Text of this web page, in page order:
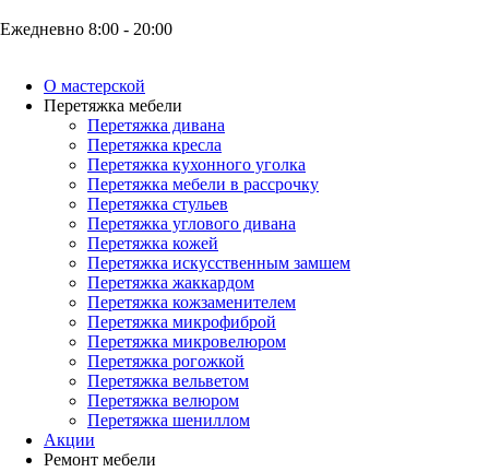
Ежедневно 8:00 - 20:00
О мастерской
Перетяжка мебели
Перетяжка дивана
Перетяжка кресла
Перетяжка кухонного уголка
Перетяжка мебели в рассрочку
Перетяжка стульев
Перетяжка углового дивана
Перетяжка кожей
Перетяжка искусственным замшем
Перетяжка жаккардом
Перетяжка кожзаменителем
Перетяжка микрофиброй
Перетяжка микровелюром
Перетяжка рогожкой
Перетяжка вельветом
Перетяжка велюром
Перетяжка шениллом
Акции
Ремонт мебели